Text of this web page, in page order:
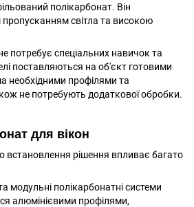
полікарбонат. Він
пропусканням світла та високою
потребує спеціальних навичок та
поставляються на об'єкт готовими
необхідними профілями та
не потребують додаткової обробки.
для вікон
встановлення рішення впливає багато
модульні полікарбонатні системи
алюмінієвими профілями,